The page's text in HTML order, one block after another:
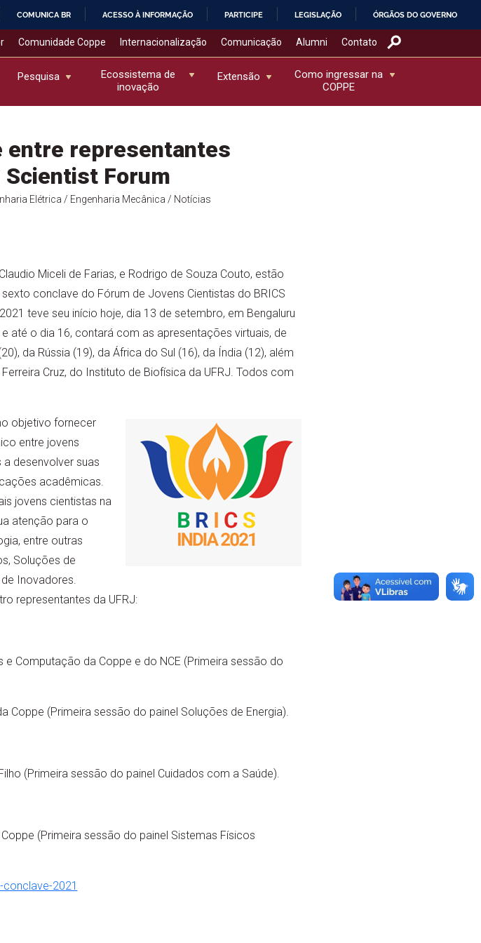
COMUNICA BR ACESSO À INFORMAÇÃO PARTICIPE LEGISLAÇÃO ÓRGÃOS DO GOVERNO
Comunidade Coppe Internacionalização Comunicação Alumni Contato
Pesquisa
Ecossistema de
inovação
Extensão
Como ingressar na
COPPE
entre representantes
Scientist Forum
Elétrica / Engenharia Mecânica / Notícias
Miceli de Farias, e Rodrigo de Souza Couto, estão
conclave do Fórum de Jovens Cientistas do BRICS
teve seu início hoje, dia 13 de setembro, em Bengaluru
até o dia 16, contará com as apresentações virtuais, de
da Rússia (19), da África do Sul (16), da Índia (12), além
Cruz, do Instituto de Biofísica da UFRJ. Todos com
objetivo fornecer
entre jovens
desenvolver suas
acadêmicas.
jovens cientistas na
atenção para o
entre outras
Soluções de
Inovadores.
representantes da UFRJ:
Computação da Coppe e do NCE (Primeira sessão do
Coppe (Primeira sessão do painel Soluções de Energia).
(Primeira sessão do painel Cuidados com a Saúde).
(Primeira sessão do painel Sistemas Físicos
2021